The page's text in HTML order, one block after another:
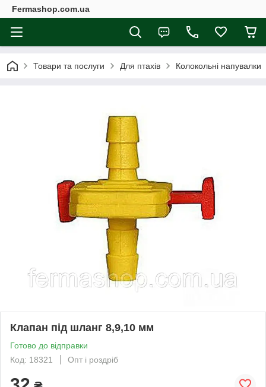
Fermashop.com.ua
Товари та послуги Для птахів Колокольні напувалки
Клапан під шланг 8,9,10 мм
Готово до відправки
Код: 18321
Опт і роздріб